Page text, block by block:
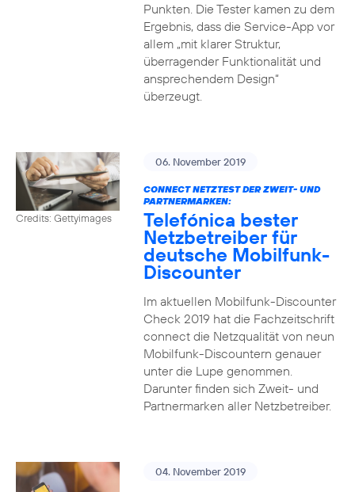
Punkten. Die Tester kamen zu dem
Ergebnis, dass die Service-App vor
allem „mit klarer Struktur,
überragender Funktionalität und
ansprechendem Design“
überzeugt.
Credits: Gettyimages
06. November 2019
CONNECT NETZTEST DER ZWEIT- UND
PARTNERMARKEN:
Telefónica bester
Netzbetreiber für
deutsche Mobilfunk-
Discounter
Im aktuellen Mobilfunk-Discounter
Check 2019 hat die Fachzeitschrift
connect die Netzqualität von neun
Mobilfunk-Discountern genauer
unter die Lupe genommen.
Darunter finden sich Zweit- und
Partnermarken aller Netzbetreiber.
04. November 2019